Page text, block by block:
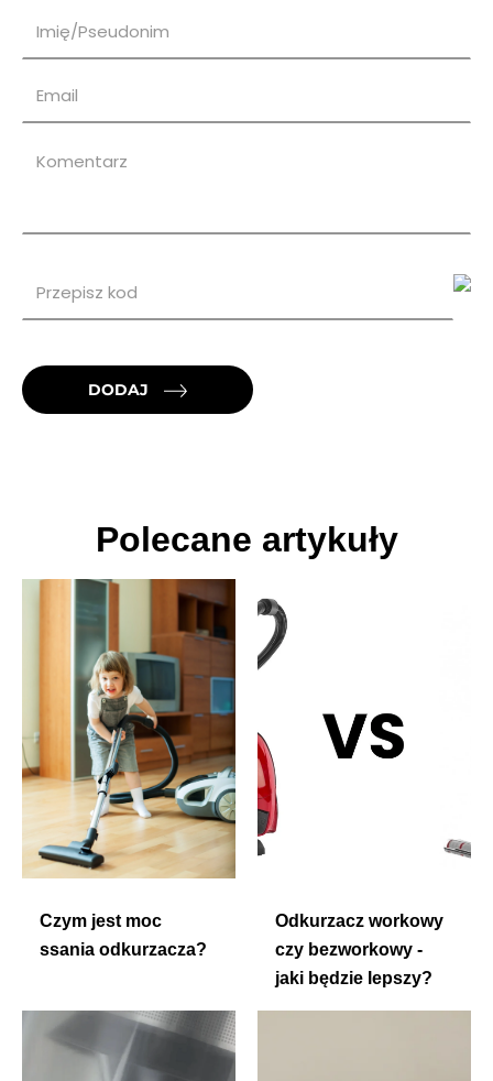
DODAJ
Polecane artykuły
Czym jest moc
ssania odkurzacza?
Odkurzacz workowy
czy bezworkowy -
jaki będzie lepszy?